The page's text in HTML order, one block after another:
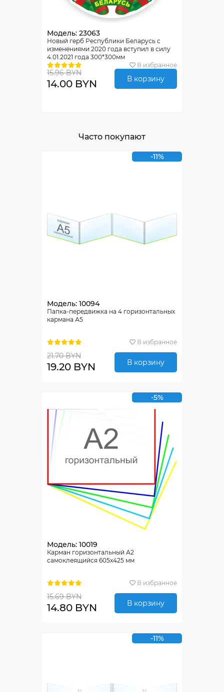
Модель: 23063
Новый герб Республики Беларусь с
изменениями 2020 года вступил в силу
4.01.2021 года 300*300мм
В избранное
15.96 BYN
14.00 BYN В корзину
Часто покупают
-11%
Модель: 10094
Папка-передвижка на 4 горизонтальных
кармана А5
В избранное
21.70 BYN
19.20 BYN В корзину
-5%
Модель: 10019
Карман горизонтальный А2
самоклеящийся 605х425 мм
В избранное
15.69 BYN
14.80 BYN В корзину
-11%